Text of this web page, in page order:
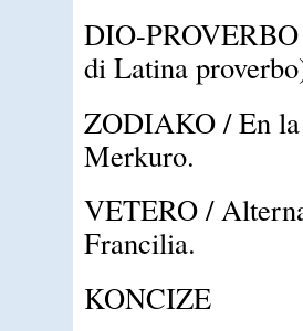
DIO-PROVERBO
di Latina
ZODIAKO / En la
Merkuro.
VETERO /
Francilia.
KONCIZE